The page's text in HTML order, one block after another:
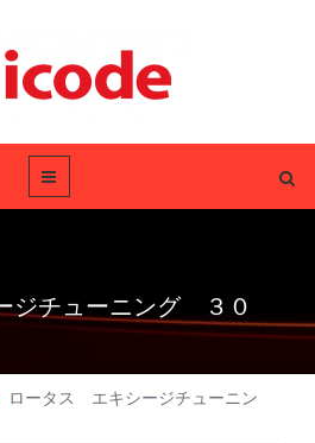
ジチューニング ３０
ロータス エキシージチューニン